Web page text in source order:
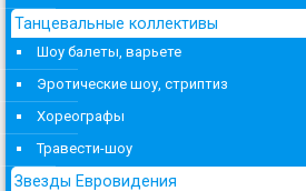
Танцевальные коллективы
Шоу балеты, варьете
Эротические шоу, стриптиз
Хореографы
Травести-шоу
Звезды Евровидения